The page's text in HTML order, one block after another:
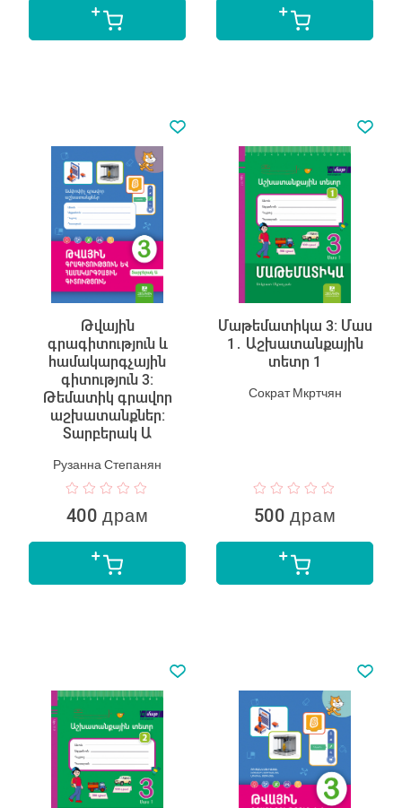
Թվային
գրագիտություն և
համակարգչային
գիտություն 3:
Թեմատիկ գրավոր
աշխատանքներ:
Տարբերակ Ա
Рузанна Степанян
400 драм
Մաթեմատիկա 3: Մաս
1․ Աշխատանքային
տետր 1
Сократ Мкртчян
500 драм